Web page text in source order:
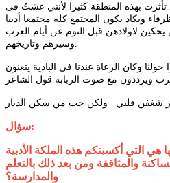
تأثرت بهذه المنطقة كثيرا لأنني عشتُ فى
ويكاد يكون المجتمع كله مجتمعا أدبيا
لاولادهن قبل النوم عن أيام العرب
وكان الرعاة عندنا فى البادية يتغنون
شغفن قلبي ولكن حب من سكن الديار
سؤال:
هي التي أكسبتكم هذه الملكة الأدبية
والمثاقفة ومن بعد ذلك بالتعلم
والمدارسة؟